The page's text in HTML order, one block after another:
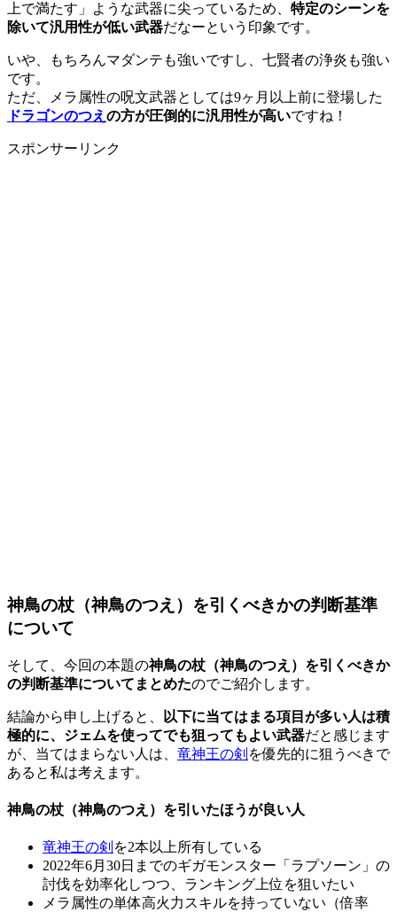
上で満たす」ような武器に尖っているため、 特定のシーンを
除いて汎用性が低い武器だなーという印象です。
いや、もちろんマダンテも強いですし、七賢者の浄炎も強い
です。
ただ、メラ属性の呪文武器としては9ヶ月以上前に登場した
ドラゴンのつえ の方が圧倒的に汎用性が高いですね！
スポンサーリンク
神鳥の杖（神鳥のつえ）を引くべきかの判断基準
について
そして、今回の本題の神鳥の杖（神鳥のつえ）を引くべきか
の判断基準についてまとめたのでご紹介します。
結論から申し上げると、
以下に当てはまる項目が多い人は積
極的に、ジェムを使ってでも狙ってもよい武器だと感じます
が、当てはまらない人は、 竜神王の剣 を優先的に狙うべきで
あると私は考えます。
神鳥の杖（神鳥のつえ）を引いたほうが良い人
竜神王の剣 を2本以上所有している
2022年6月30日までのギガモンスター「ラプソーン」の
討伐を効率化しつつ、ランキング上位を狙いたい
メラ属性の単体高火力スキルを持っていない（倍率